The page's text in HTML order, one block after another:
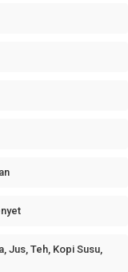
Jus, Teh, Kopi Susu,